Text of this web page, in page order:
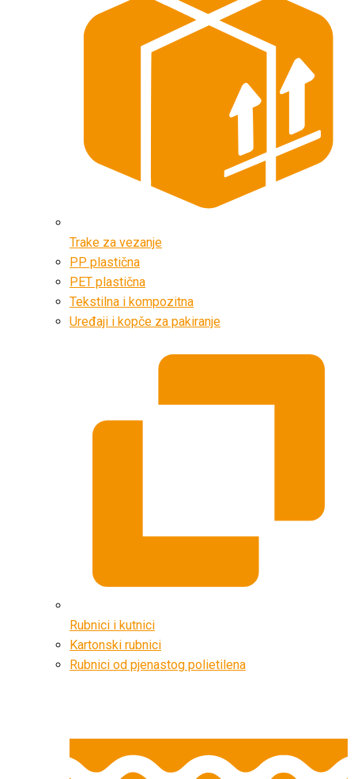
Trake za vezanje
PP plastična
PET plastična
Tekstilna i kompozitna
Uređaji i kopče za pakiranje
Rubnici i kutnici
Kartonski rubnici
Rubnici od pjenastog polietilena